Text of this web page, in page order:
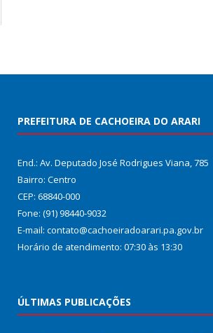
PREFEITURA DE CACHOEIRA DO ARARI
End.: Av. Deputado José Rodrigues Viana, 785
Bairro: Centro
CEP: 68840-000
Fone: (91) 98440-9032
E-mail: contato@cachoeiradoarari.pa.gov.br
Horário de atendimento: 07:30 às 13:30
ÚLTIMAS PUBLICAÇÕES